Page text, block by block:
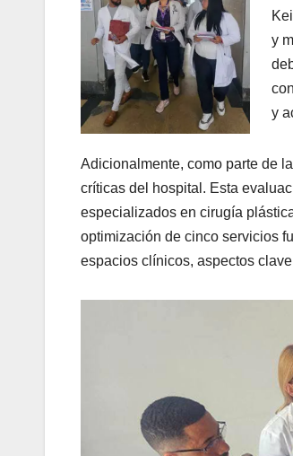
y
y
Adicionalmente, como parte de
críticas del hospital. Esta
especializados en cirugía
optimización de cinco servicios
espacios clínicos, aspectos